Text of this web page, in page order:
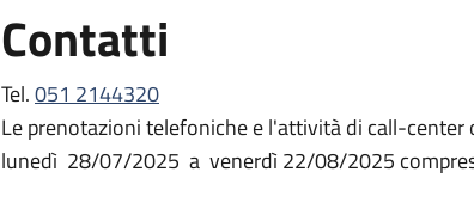
Scongelamento ovociti
Scongelamento embrioni
Scongelamento Spermatozoi/TESE
Contatti
Tel.051 2144320
Le prenotazioni telefoniche e l'attività di call-
lunedì 28/07/2025 a venerdì 22/08/2025